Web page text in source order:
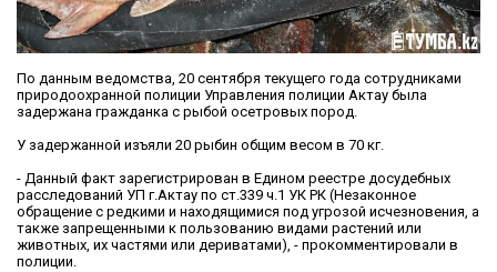
По данным ведомства, 20 сентября текущего года сотрудниками
природоохранной полиции Управления полиции Актау была
задержана гражданка с рыбой осетровых пород.
У задержанной изъяли 20 рыбин общим весом в 70 кг.
- Данный факт зарегистрирован в Едином реестре досудебных
расследований УП г.Актау по ст.339 ч.1 УК РК (Незаконное
обращение с редкими и находящимися под угрозой исчезновения, а
также запрещенными к пользованию видами растений или
животных, их частями или дериватами), - прокомментировали в
полиции.